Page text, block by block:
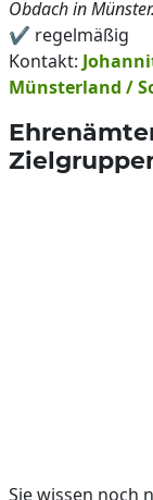
Obdach in Münster.
✔️ regelmäßig
Kontakt:
Münsterland /
Sie wissen noch